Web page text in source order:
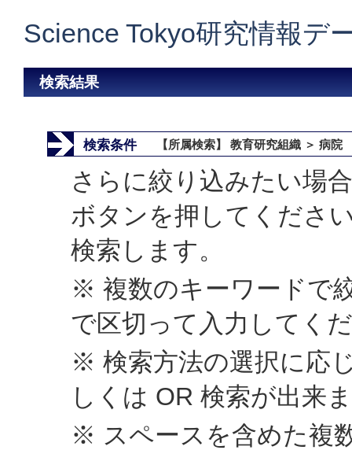
Science Tokyo研究情報デ
検索結果
検索条件 【所属検索】 教育研究組織 ＞ 病院
さらに絞り込みたい場
ボタンを押してくださ
検索します。
※ 複数のキーワードで
で区切って入力してく
※ 検索方法の選択に応
しくは OR 検索が出来
※ スペースを含めた複